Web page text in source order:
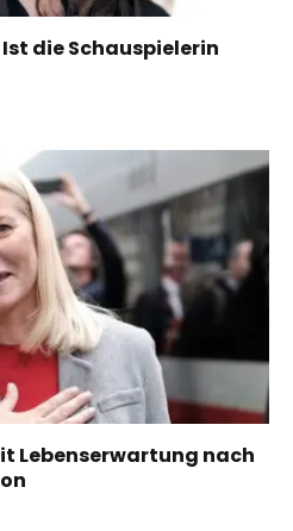
die Schauspielerin
Lebenserwartung nach